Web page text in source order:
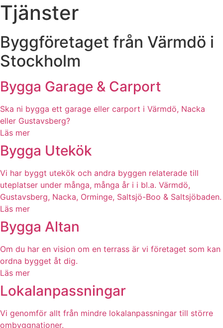
Tjänster
Byggföretaget från Värmdö i
Stockholm
Bygga Garage & Carport
Ska ni bygga ett garage eller carport i Värmdö, Nacka
eller Gustavsberg?
Läs mer
Bygga Utekök
Vi har byggt utekök och andra byggen relaterade till
uteplatser under många, många år i i bl.a. Värmdö,
Gustavsberg, Nacka, Orminge, Saltsjö-Boo & Saltsjöbaden.
Läs mer
Bygga Altan
Om du har en vision om en terrass är vi företaget som kan
ordna bygget åt dig.
Läs mer
Lokalanpassningar
Vi genomför allt från mindre lokalanpassningar till större
ombyggnationer.